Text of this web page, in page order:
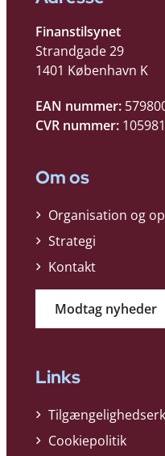
Finanstilsynet
Strandgade 29
1401 København K
EAN nummer:
CVR nummer:
Om os
Organisation og
Strategi
Kontakt
Modtag nyheder
Links
Cookiepolitik